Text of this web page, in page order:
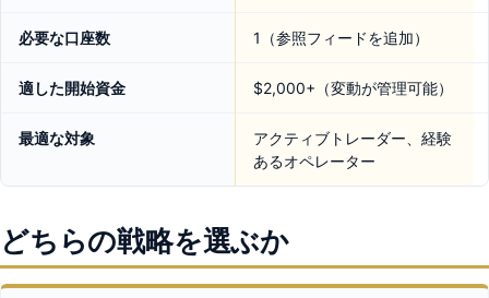
必要な口座数 1（参照フィードを追加）
適した開始資金 $2,000+（変動が管理可能）
最適な対象
アクティブトレーダー、経験
あるオペレーター
どちらの戦略を選ぶか